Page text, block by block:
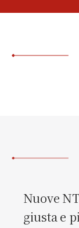
Nuove
giusta e